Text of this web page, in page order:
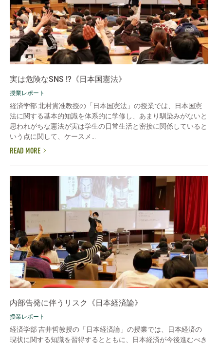
実は危険なSNS !?《日本国憲法》
授業レポート
経済学部 北村貴准教授の「日本国憲法」の授業では、日本国憲
法に関する基本的知識を体系的に学修し、あまり馴染みがないと
思われがちな憲法が実は学生の日常生活と密接に関係していると
いう点に関して、ケースメ...
READ MORE
内部告発に伴うリスク《日本経済論》
授業レポート
経済学部 吉井哲教授の「日本経済論」の授業では、日本経済の
現状に関する知識を習得するとともに、日本経済が今後進むべき